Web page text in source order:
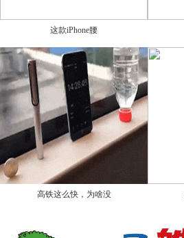
这款iPhone腰
高铁这么快，为啥没